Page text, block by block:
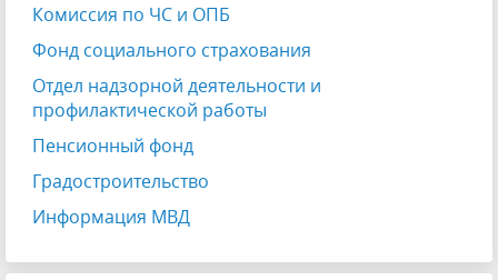
Комиссия по ЧС и ОПБ
Фонд социального страхования
Отдел надзорной деятельности и
профилактической работы
Пенсионный фонд
Градостроительство
Информация МВД